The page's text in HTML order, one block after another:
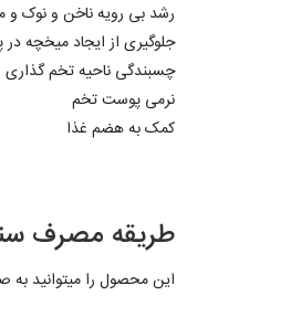
رشد بی رویه ناخن و نوک و
جلوگیری از ایجاد میخچه در
چسبندگی ناحیه تخم گذاری
نرمی پوست تخم
کمک به هضم غذا
طریقه مصرف
این محصول را میتوانید به